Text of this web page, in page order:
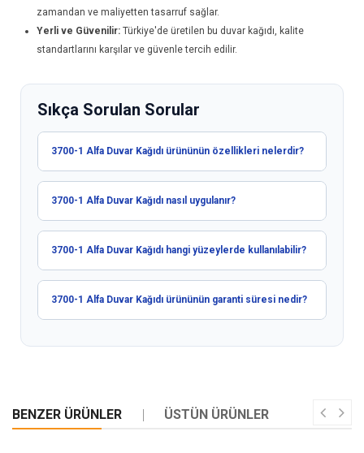
zamandan ve maliyetten tasarruf sağlar.
Yerli ve Güvenilir: Türkiye'de üretilen bu duvar kağıdı , kalite
standartlarını karşılar ve güvenle tercih edilir.
Sıkça Sorulan Sorular
3700-1 Alfa Duvar Kağıdı ürününün özellikleri nelerdir?
3700-1 Alfa Duvar Kağıdı nasıl uygulanır?
3700-1 Alfa Duvar Kağıdı hangi yüzeylerde kullanılabilir?
3700-1 Alfa Duvar Kağıdı ürününün garanti süresi nedir?
BENZER ÜRÜNLER ÜSTÜN ÜRÜNLER